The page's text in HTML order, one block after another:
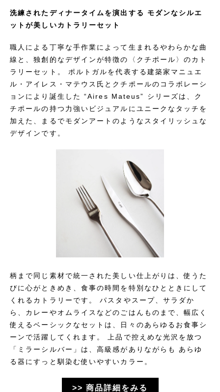
洗練されたディナータイムを演出する モダンなシルエ
ットが美しいカトラリーセット
職人による丁寧な手作業によって生まれるやわらかな曲
線と、独創的なデザインが特徴の〈クチポール〉のカト
ラリーセット。 ポルトガルを代表する建築家マニュエ
ル・アイレス・マテウス氏とクチポールのコラボレーシ
ョンにより誕生した “Aires Mateus” シリーズは、ク
チポールの持つ力強いビジュアルにユニークなタッチを
加えた、まるでモダンアートのようなスタイリッシュな
デザインです。
柄まで同じ素材で統一された美しい仕上がりは、使うた
びに心がときめき、食事の時間を特別なひとときにして
くれるカトラリーです。 パスタやスープ、サラダか
ら、カレーやオムライスなどのごはんものまで、幅広く
使えるベーシックなセットは、日々のあらゆるお食事シ
ーンで活躍してくれます。 上品で控えめな光沢を放つ
「ミラーシルバー」は、高級感がありながらも あらゆ
る器にすっと馴染む使いやすいカラー。
>> 商品詳細をみる